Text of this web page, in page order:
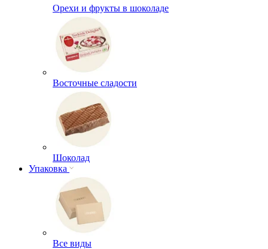
Орехи и фрукты в шоколаде
Восточные сладости
Шоколад
Упаковка
Все виды